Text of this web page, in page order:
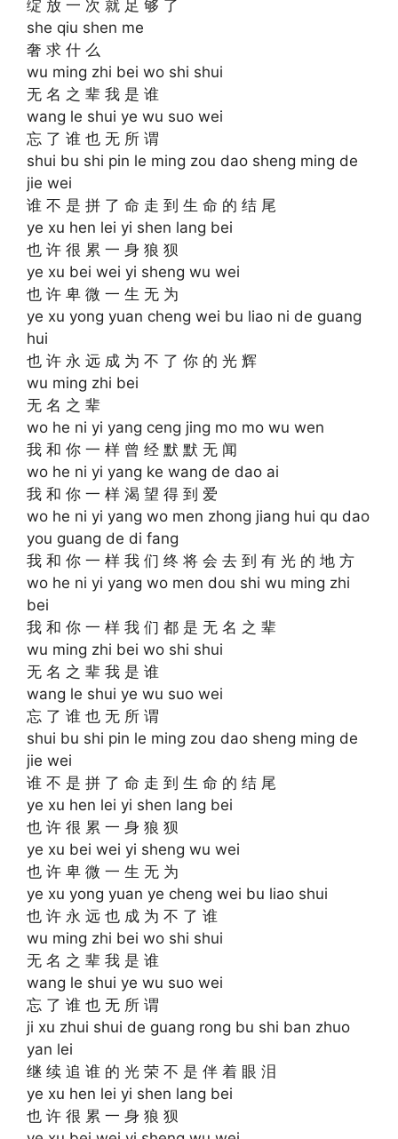
绽 放 一 次 就 足 够 了
she qiu shen me
奢 求 什 么
wu ming zhi bei wo shi shui
无 名 之 辈 我 是 谁
wang le shui ye wu suo wei
忘 了 谁 也 无 所 谓
shui bu shi pin le ming zou dao sheng ming de
jie wei
谁 不 是 拼 了 命 走 到 生 命 的 结 尾
ye xu hen lei yi shen lang bei
也 许 很 累 一 身 狼 狈
ye xu bei wei yi sheng wu wei
也 许 卑 微 一 生 无 为
ye xu yong yuan cheng wei bu liao ni de guang
hui
也 许 永 远 成 为 不 了 你 的 光 辉
wu ming zhi bei
无 名 之 辈
wo he ni yi yang ceng jing mo mo wu wen
我 和 你 一 样 曾 经 默 默 无 闻
wo he ni yi yang ke wang de dao ai
我 和 你 一 样 渴 望 得 到 爱
wo he ni yi yang wo men zhong jiang hui qu dao
you guang de di fang
我 和 你 一 样 我 们 终 将 会 去 到 有 光 的 地 方
wo he ni yi yang wo men dou shi wu ming zhi
bei
我 和 你 一 样 我 们 都 是 无 名 之 辈
wu ming zhi bei wo shi shui
无 名 之 辈 我 是 谁
wang le shui ye wu suo wei
忘 了 谁 也 无 所 谓
shui bu shi pin le ming zou dao sheng ming de
jie wei
谁 不 是 拼 了 命 走 到 生 命 的 结 尾
ye xu hen lei yi shen lang bei
也 许 很 累 一 身 狼 狈
ye xu bei wei yi sheng wu wei
也 许 卑 微 一 生 无 为
ye xu yong yuan ye cheng wei bu liao shui
也 许 永 远 也 成 为 不 了 谁
wu ming zhi bei wo shi shui
无 名 之 辈 我 是 谁
wang le shui ye wu suo wei
忘 了 谁 也 无 所 谓
ji xu zhui shui de guang rong bu shi ban zhuo
yan lei
继 续 追 谁 的 光 荣 不 是 伴 着 眼 泪
ye xu hen lei yi shen lang bei
也 许 很 累 一 身 狼 狈